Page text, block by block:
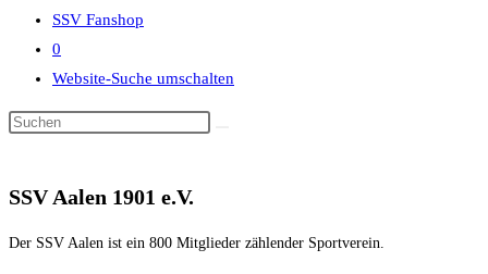
SSV Fanshop
0
Website-Suche umschalten
SSV Aalen 1901 e.V.
Der SSV Aalen ist ein 800 Mitglieder zählender Sportverein.